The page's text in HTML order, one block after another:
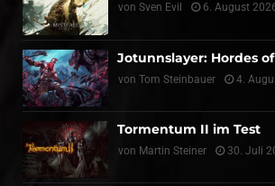
von Sven Evil 6. August
Jotunnslayer: Hordes
von Tom Steinbauer 4.
Tormentum II im Test
von Martin Steiner 30. Juli